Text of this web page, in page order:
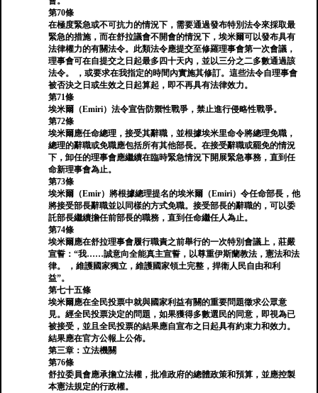
第70條
在極度緊急或不可抗力的情況下，需要通過發布特別法令來採取最
緊急的措施，而在舒拉議會不開會的情況下，埃米爾可以發布具有
法律權力的有關法令。此類法令應提交至修羅理事會第一次會議，
理事會可在自提交之日起最多四十天內，並以三分之二多數通過該
法令。 ，或要求在我指定的時間內實施其修訂。這些法令自理事會
被否決之日或生效之日起算起，即不再具有法律效力。
第71條
埃米爾（Emiri）法令宣告防禦性戰爭，禁止進行侵略性戰爭。
第72條
埃米爾應任命總理，接受其辭職，並根據埃米里命令將總理免職，
總理的辭職或免職應包括所有其他部長。在接受辭職或罷免的情況
下，卸任的理事會應繼續在臨時緊急情況下開展緊急事務，直到任
命新理事會為止。
第73條
埃米爾（Emir）將根據總理提名的埃米爾（Emiri）令任命部長，他
將接受部長辭職並以同樣的方式免職。接受部長的辭職的，可以委
託部長繼續擔任前部長的職務，直到任命繼任人為止。
第74條
埃米爾應在舒拉理事會履行職責之前舉行的一次特別會議上，莊嚴
宣誓：“我……誠意向全能真主宣誓，以尊重伊斯蘭教法，憲法和法
律。 ，維護國家獨立，維護國家領土完整，捍衛人民自由和利
益”。
第七十五條
埃米爾應在全民投票中就與國家利益有關的重要問題徵求公眾意
見。經全民投票決定的問題，如果獲得多數選民的同意，即視為已
被接受，並且全民投票的結果應自宣布之日起具有約束力和效力。
結果應在官方公報上公佈。
第三章：立法機關
第76條
舒拉委員會應承擔立法權，批准政府的總體政策和預算，並應控製
本憲法規定的行政權。